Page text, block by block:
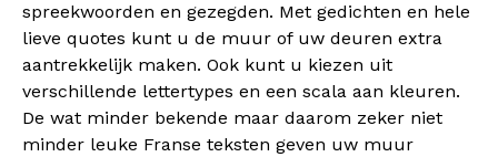
spreekwoorden en gezegden. Met gedichten en hele
lieve quotes kunt u de muur of uw deuren extra
aantrekkelijk maken. Ook kunt u kiezen uit
verschillende lettertypes en een scala aan kleuren.
De wat minder bekende maar daarom zeker niet
minder leuke Franse teksten geven uw muur